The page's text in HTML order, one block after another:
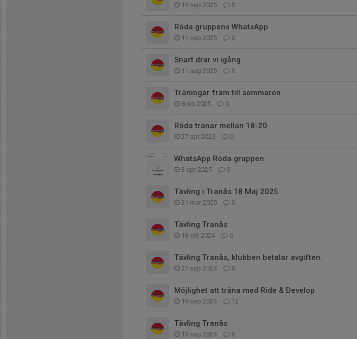
19 sep 2025 0
Röda gruppens WhatsApp
11 sep 2025 0
Snart drar vi igång
11 aug 2025 0
Träningar fram till sommaren
8 jun 2025 0
Röda tränar mellan 18-20
27 apr 2025 0
WhatsApp Röda gruppen
3 apr 2025 0
Tävling i Tranås 18 Maj 2025
31 mar 2025 0
Tävling Tranås
18 okt 2024 0
Tävling Tranås, klubben betalar avgiften.
21 sep 2024 0
Möjlighet att träna med Ride & Develop
19 sep 2024 12
Tävling Tranås
13 sep 2024 0